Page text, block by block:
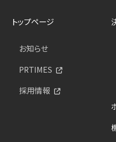
トップページ
お知らせ
PRTIMES
採用情報